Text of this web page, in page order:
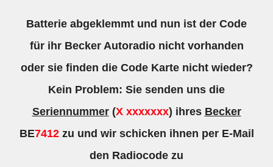
Batterie abgeklemmt und nun ist der Code
für ihr Becker Autoradio nicht vorhanden
oder sie finden die Code Karte nicht wieder?
Kein Problem: Sie senden uns die
Seriennummer(X xxxxxxx) ihres Becker
BE7412zu und wir schicken ihnen per E-Mail
den Radiocode zu